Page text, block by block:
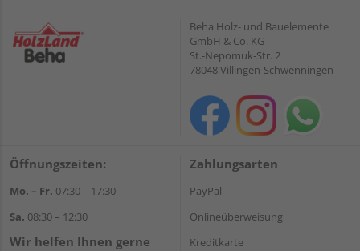
Beha Holz- und Bauelemente
GmbH & Co. KG
St.-Nepomuk-Str. 2
78048 Villingen-Schwenningen
Öffnungszeiten:
Mo. – Fr. 07:30 – 17:30
Sa. 08:30 – 12:30
Wir helfen Ihnen gerne
Zahlungsarten
PayPal
Onlineüberweisung
Kreditkarte